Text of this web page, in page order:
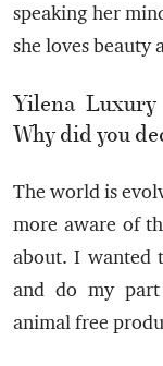
speaking her
she loves beauty
Yilena
Why did you
The world is
more aware of
about. I wanted
and do my
animal free